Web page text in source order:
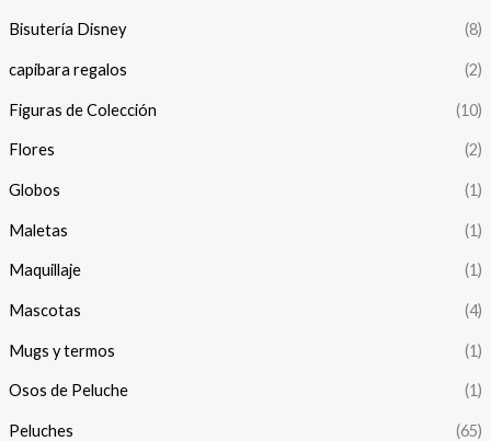
Bisutería Disney (8)
capibara regalos (2)
Figuras de Colección (10)
Flores (2)
Globos (1)
Maletas (1)
Maquillaje (1)
Mascotas (4)
Mugs y termos (1)
Osos de Peluche (1)
Peluches (65)